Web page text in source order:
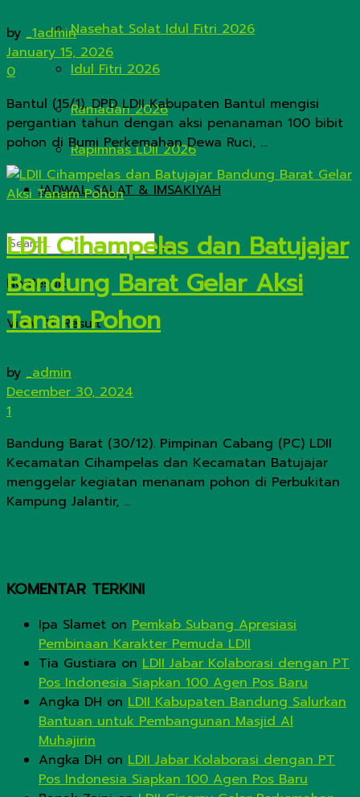
Nasehat Solat Idul Fitri 2026
Idul Fitri 2026
Ramadan 2026
Rapimnas LDII 2026
JADWAL SALAT & IMSAKIYAH
No Result
View All Result
by _1admin
January 15, 2026
0
Bantul (15/1). DPD LDII Kabupaten Bantul mengisi
pergantian tahun dengan aksi penanaman 100 bibit
pohon di Bumi Perkemahan Dewa Ruci, ...
LDII Cihampelas dan Batujajar
Bandung Barat Gelar Aksi
Tanam Pohon
by _admin
December 30, 2024
1
Bandung Barat (30/12). Pimpinan Cabang (PC) LDII
Kecamatan Cihampelas dan Kecamatan Batujajar
menggelar kegiatan menanam pohon di Perbukitan
Kampung Jalantir, ...
KOMENTAR TERKINI
Ipa Slamet on Pemkab Subang Apresiasi
Pembinaan Karakter Pemuda LDII
Tia Gustiara on LDII Jabar Kolaborasi dengan PT
Pos Indonesia Siapkan 100 Agen Pos Baru
Angka DH on LDII Kabupaten Bandung Salurkan
Bantuan untuk Pembangunan Masjid Al
Muhajirin
Angka DH on LDII Jabar Kolaborasi dengan PT
Pos Indonesia Siapkan 100 Agen Pos Baru